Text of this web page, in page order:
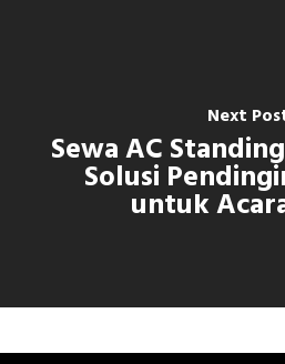
Next
Sewa AC
Solusi
untuk